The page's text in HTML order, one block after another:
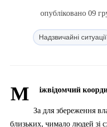
опубліковано 09
Надзвичайні ситуації
М іжвідомчий
За для збереження
близьких, чимало людей зі